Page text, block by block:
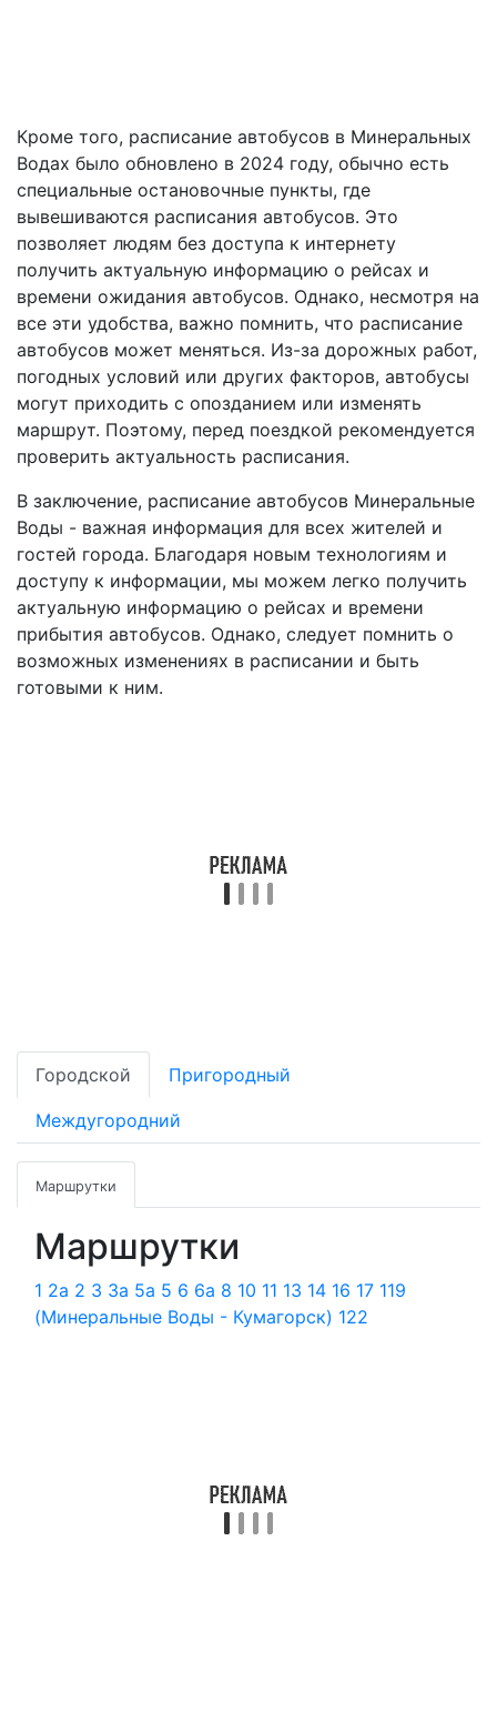
Кроме того, расписание автобусов в Минеральных
Водах было обновлено в 2024 году, обычно есть
специальные остановочные пункты, где
вывешиваются расписания автобусов. Это
позволяет людям без доступа к интернету
получить актуальную информацию о рейсах и
времени ожидания автобусов. Однако, несмотря на
все эти удобства, важно помнить, что расписание
автобусов может меняться. Из-за дорожных работ,
погодных условий или других факторов, автобусы
могут приходить с опозданием или изменять
маршрут. Поэтому, перед поездкой рекомендуется
проверить актуальность расписания.
В заключение, расписание автобусов Минеральные
Воды - важная информация для всех жителей и
гостей города. Благодаря новым технологиям и
доступу к информации, мы можем легко получить
актуальную информацию о рейсах и времени
прибытия автобусов. Однако, следует помнить о
возможных изменениях в расписании и быть
готовыми к ним.
Городской Пригородный
Междугородний
Маршрутки
Маршрутки
1 2а 2 3 3а 5а 5 6 6а 8 10 11 13 14 16 17 119
(Минеральные Воды - Кумагорск) 122